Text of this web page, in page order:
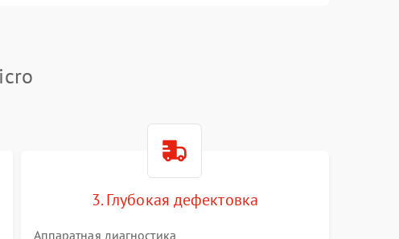
3. Глубокая дефектовка
Аппаратная диагностика